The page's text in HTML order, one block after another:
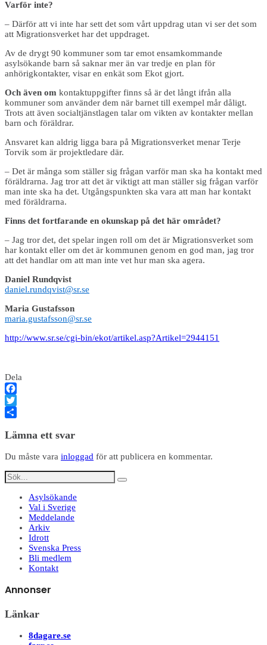
Varför inte?
– Därför att vi inte har sett det som vårt uppdrag utan vi ser det som
att Migrationsverket har det uppdraget.
Av de drygt 90 kommuner som tar emot ensamkommande
asylsökande barn så saknar mer än var tredje en plan för
anhörigkontakter, visar en enkät som Ekot gjort.
Och även om kontaktuppgifter finns så är det långt ifrån alla
kommuner som använder dem när barnet till exempel mår dåligt.
Trots att även socialtjänstlagen talar om vikten av kontakter mellan
barn och föräldrar.
Ansvaret kan aldrig ligga bara på Migrationsverket menar Terje
Torvik som är projektledare där.
– Det är många som ställer sig frågan varför man ska ha kontakt med
föräldrarna. Jag tror att det är viktigt att man ställer sig frågan varför
man inte ska ha det. Utgångspunkten ska vara att man har kontakt
med föräldrarna.
Finns det fortfarande en okunskap på det här området?
– Jag tror det, det spelar ingen roll om det är Migrationsverket som
har kontakt eller om det är kommunen genom en god man, jag tror
att det handlar om att man inte vet hur man ska agera.
Daniel Rundqvist
daniel.rundqvist@sr.se
Maria Gustafsson
maria.gustafsson@sr.se
http://www.sr.se/cgi-bin/ekot/artikel.asp?Artikel=2944151
Dela
Facebook
Twitter
Lämna ett svar
Du måste vara inloggad för att publicera en kommentar.
Asylsökande
Val i Sverige
Meddelande
Arkiv
Idrott
Svenska Press
Bli medlem
Kontakt
Annonser
Länkar
8dagare.se